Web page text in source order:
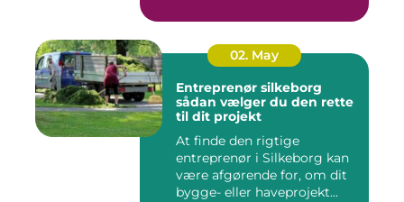
02. May
Entreprenør silkeborg
sådan vælger du den rette
til dit projekt
At finde den rigtige
entreprenør i Silkeborg kan
være afgørende for, om dit
bygge- eller haveprojekt...